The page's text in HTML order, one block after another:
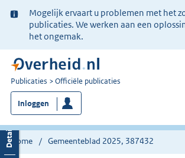
Ter
informatie:
Mogelijk ervaart u problemen met het
publicaties. We werken aan een
het ongemak.
U
bent
nu
hier:
Publicaties Officiële publicaties
Inloggen
Home Gemeenteblad 2025, 387432